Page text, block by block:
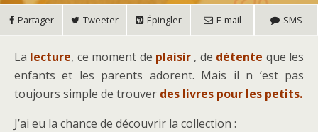
Partager Tweeter Épingler E-mail SMS
La lecture, ce moment de plaisir , de détente que les
enfants et les parents adorent. Mais il n ‘est pas
toujours simple de trouver des livres pour les petits.
J’ai eu la chance de découvrir la collection :